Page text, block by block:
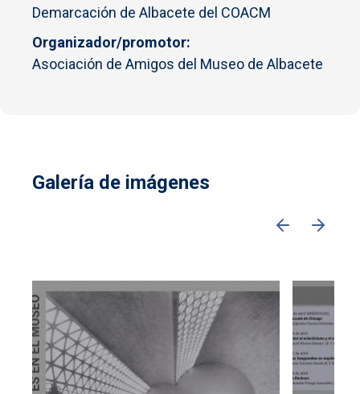
Demarcación de Albacete del COACM
Organizador/promotor
Asociación de Amigos del Museo de Albacete
Galería de imágenes